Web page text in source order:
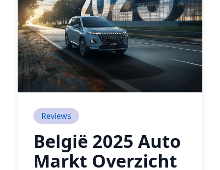
Reviews
België 2025 Auto
Markt Overzicht